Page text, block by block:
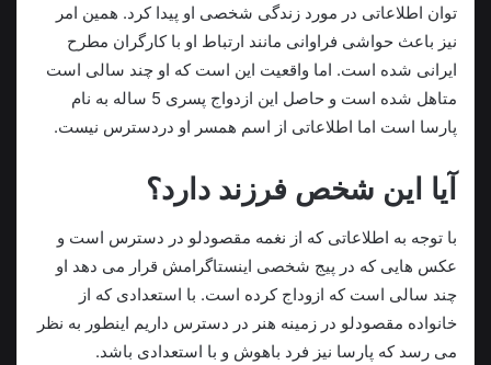
توان اطلاعاتی در مورد زندگی شخصی او پیدا کرد. همین امر
نیز باعث حواشی فراوانی مانند ارتباط او با کارگران مطرح
ایرانی شده است. اما واقعیت این است که او چند سالی است
متاهل شده است و حاصل این ازدواج پسری 5 ساله به نام
پارسا است اما اطلاعاتی از اسم همسر او دردسترس نیست.
آیا این شخص فرزند دارد؟
با توجه به اطلاعاتی که از نغمه مقصودلو در دسترس است و
عکس هایی که در پیج شخصی اینستاگرامش قرار می دهد او
چند سالی است که ازوداج کرده است. با استعدادی که از
خانواده مقصودلو در زمینه هنر در دسترس داریم اینطور به نظر
می رسد که پارسا نیز فرد باهوش و با استعدادی باشد.